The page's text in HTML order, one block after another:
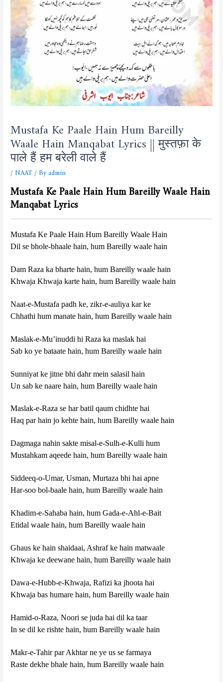
Mustafa Ke Paale Hain Hum Bareilly
Waale Hain Manqabat Lyrics || मुस्तफ़ा के
पाले हैं हम बरेली वाले हैं
/NAAT/ Byadmin
Mustafa Ke Paale Hain Hum Bareilly Waale Hain
Manqabat Lyrics
Mustafa Ke Paale Hain Hum Bareilly Waale Hain
Dil se bhole-bhaale hain, hum Bareilly waale hain
Dam Raza ka bharte hain, hum Bareilly waale hain
Khwaja Khwaja karte hain, hum Bareilly waale hain
Naat-e-Mustafa padh ke, zikr-e-auliya kar ke
Chhathi hum manate hain, hum Bareilly waale hain
Maslak-e-Mu’inuddi hi Raza ka maslak hai
Sab ko ye bataate hain, hum Bareilly waale hain
Sunniyat ke jitne bhi dahr mein salasil hain
Un sab ke naare hain, hum Bareilly waale hain
Maslak-e-Raza se har batil qaum chidhte hai
Haq par hain jo kehte hain, hum Bareilly waale hain
Dagmaga nahin sakte misal-e-Sulh-e-Kulli hum
Mustahkam aqeede hain, hum Bareilly waale hain
Siddeeq-o-Umar, Usman, Murtaza bhi hai apne
Har-soo bol-baale hain, hum Bareilly waale hain
Khadim-e-Sahaba hain, hum Gada-e-Ahl-e-Bait
Etidal waale hain, hum Bareilly waale hain
Ghaus ke hain shaidaai, Ashraf ke hain matwaale
Khwaja ke deewane hain, hum Bareilly waale hain
Dawa-e-Hubb-e-Khwaja, Rafizi ka jhoota hai
Khwaja bas humare hain, hum Bareilly waale hain
Hamid-o-Raza, Noori se juda hai dil ka taar
In se dil ke rishte hain, hum Bareilly waale hain
Makr-e-Tahir par Akhtar ne ye us se farmaya
Raste dekhe bhale hain, hum Bareilly waale hain